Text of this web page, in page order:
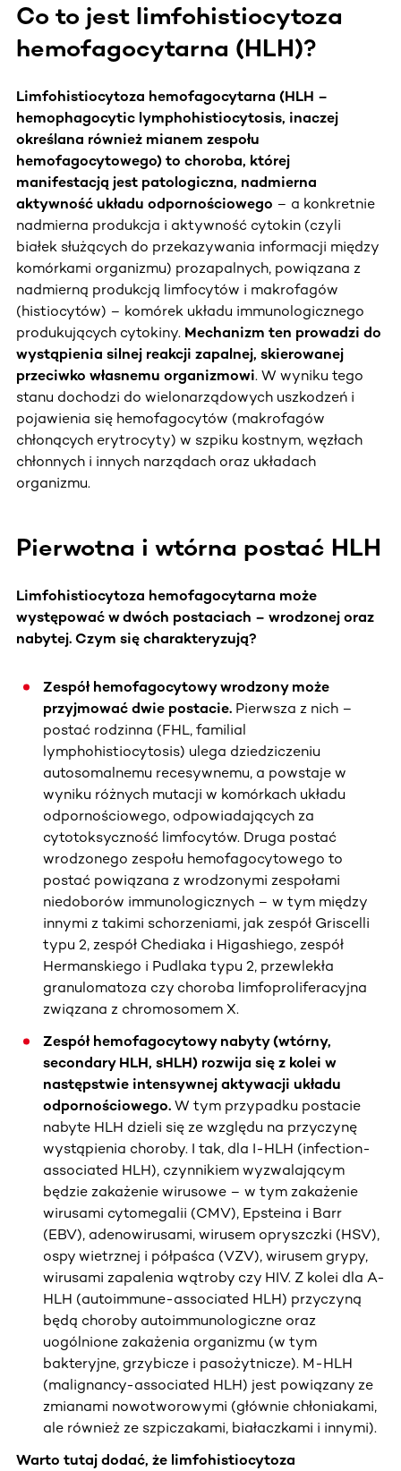
Co to jest limfohistiocytoza
hemofagocytarna (HLH)?
Limfohistiocytoza hemofagocytarna (HLH –
hemophagocytic lymphohistiocytosis, inaczej
określana również mianem zespołu
hemofagocytowego) to choroba, której
manifestacją jest patologiczna, nadmierna
aktywność układu odpornościowego – a konkretnie
nadmierna produkcja i aktywność cytokin (czyli
białek służących do przekazywania informacji między
komórkami organizmu) prozapalnych, powiązana z
nadmierną produkcją limfocytów i makrofagów
(histiocytów) – komórek układu immunologicznego
produkujących cytokiny. Mechanizm ten prowadzi do
wystąpienia silnej reakcji zapalnej, skierowanej
przeciwko własnemu organizmowi. W wyniku tego
stanu dochodzi do wielonarządowych uszkodzeń i
pojawienia się hemofagocytów (makrofagów
chłonących erytrocyty) w szpiku kostnym, węzłach
chłonnych i innych narządach oraz układach
organizmu.
Pierwotna i wtórna postać HLH
Limfohistiocytoza hemofagocytarna może
występować w dwóch postaciach – wrodzonej oraz
nabytej. Czym się charakteryzują?
Zespół hemofagocytowy wrodzony może
przyjmować dwie postacie. Pierwsza z nich –
postać rodzinna (FHL, familial
lymphohistiocytosis) ulega dziedziczeniu
autosomalnemu recesywnemu, a powstaje w
wyniku różnych mutacji w komórkach układu
odpornościowego, odpowiadających za
cytotoksyczność limfocytów. Druga postać
wrodzonego zespołu hemofagocytowego to
postać powiązana z wrodzonymi zespołami
niedoborów immunologicznych – w tym między
innymi z takimi schorzeniami, jak zespół Griscelli
typu 2, zespół Chediaka i Higashiego, zespół
Hermanskiego i Pudlaka typu 2, przewlekła
granulomatoza czy choroba limfoproliferacyjna
związana z chromosomem X.
Zespół hemofagocytowy nabyty (wtórny,
secondary HLH, sHLH) rozwija się z kolei w
następstwie intensywnej aktywacji układu
odpornościowego. W tym przypadku postacie
nabyte HLH dzieli się ze względu na przyczynę
wystąpienia choroby. I tak, dla I-HLH (infection-
associated HLH), czynnikiem wyzwalającym
będzie zakażenie wirusowe – w tym zakażenie
wirusami cytomegalii (CMV), Epsteina i Barr
(EBV), adenowirusami, wirusem opryszczki (HSV),
ospy wietrznej i półpaśca (VZV), wirusem grypy,
wirusami zapalenia wątroby czy HIV. Z kolei dla A-
HLH (autoimmune-associated HLH) przyczyną
będą choroby autoimmunologiczne oraz
uogólnione zakażenia organizmu (w tym
bakteryjne, grzybicze i pasożytnicze). M-HLH
(malignancy-associated HLH) jest powiązany ze
zmianami nowotworowymi (głównie chłoniakami,
ale również ze szpiczakami, białaczkami i innymi).
Warto tutaj dodać, że limfohistiocytoza